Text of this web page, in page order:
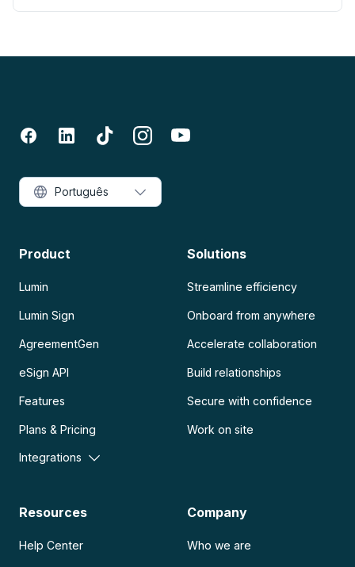
Product
Lumin
Lumin Sign
AgreementGen
eSign API
Features
Plans & Pricing
Integrations
Solutions
Streamline efficiency
Onboard from anywhere
Accelerate collaboration
Build relationships
Secure with confidence
Work on site
Resources
Help Center
Company
Who we are
Português